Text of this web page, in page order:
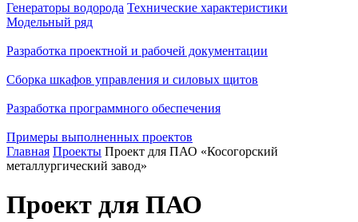
Генераторы водорода Технические характеристики
Модельный ряд
Разработка проектной и рабочей документации
Сборка шкафов управления и силовых щитов
Разработка программного обеспечения
Примеры выполненных проектов
Главная Проекты Проект для ПАО «Косогорский
металлургический завод»
Проект для ПАО